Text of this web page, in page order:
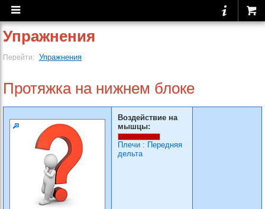
Упражнения
Перейти: Упражнения
Протяжка на нижнем блоке
Воздействие на
мышцы:
Плечи : Передняя
дельта